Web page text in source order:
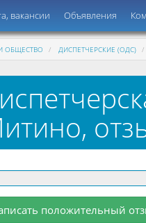
вакансии Объявления
ОБЩЕСТВО ДИСПЕТЧЕРСКИЕ (ОДС)
положительный